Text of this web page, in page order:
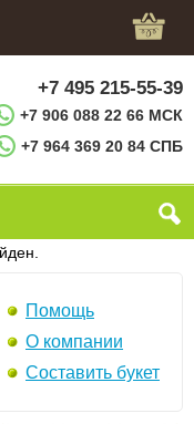
+7 495 215-55-39
+7 906 088 22 66 МСК
+7 964 369 20 84 СПБ
Помощь
О компании
Составить букет